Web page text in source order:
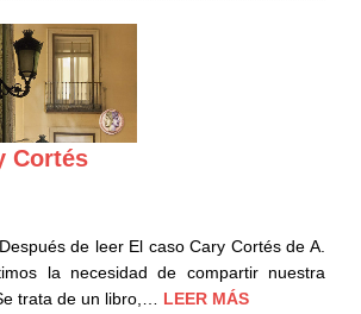
Cortés
de leer El caso Cary Cortés de A.
la necesidad de compartir nuestra
trata de un libro,… LEER MÁS